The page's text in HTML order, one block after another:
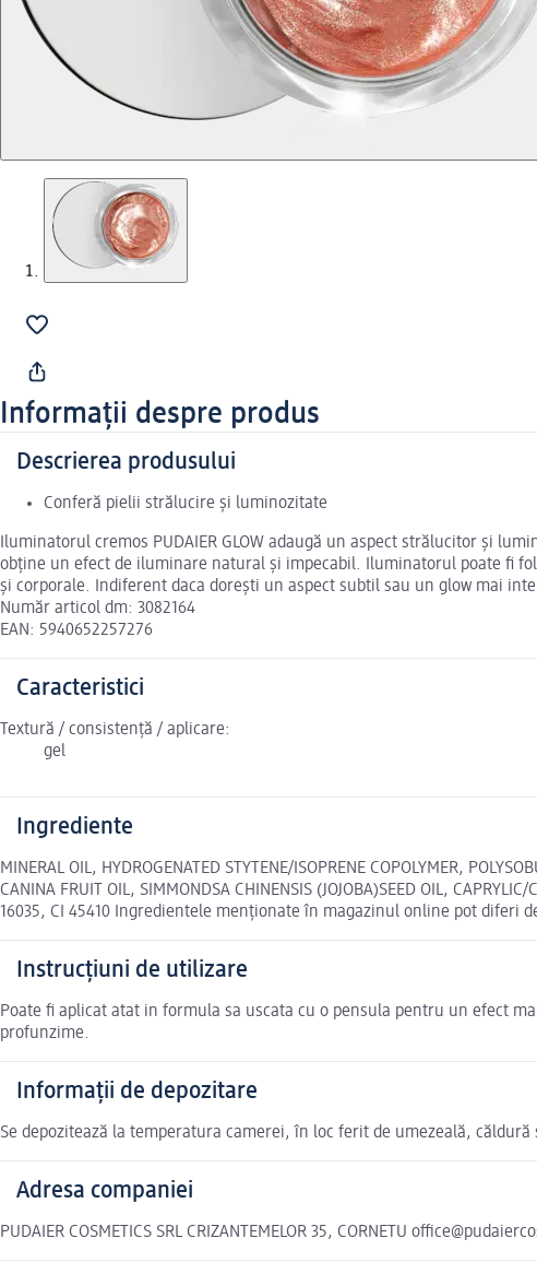
Informații despre produs
Descrierea produsului
Conferă pielii strălucire și luminozitate
Iluminatorul cremos PUDAIER GLOW adaugă un aspect strălucitor și
obține un efect de iluminare natural și impecabil. Iluminatorul poate fi
și corporale. Indiferent daca dorești un aspect subtil sau un glow mai
Număr articol dm: 3082164
EAN: 5940652257276
Caracteristici
Textură / consistență / aplicare:
gel
Ingrediente
MINERAL OIL, HYDROGENATED STYTENE/ISOPRENE COPOLYMER,
CANINA FRUIT OIL, SIMMONDSA CHINENSIS (JOJOBA)SEED OIL,
16035, CI 45410 Ingredientele menționate în magazinul online pot diferi
Instrucțiuni de utilizare
Poate fi aplicat atat in formula sa uscata cu o pensula pentru un efect
profunzime.
Informații de depozitare
Se depozitează la temperatura camerei, în loc ferit de umezeală,
Adresa companiei
PUDAIER COSMETICS SRL CRIZANTEMELOR 35, CORNETU